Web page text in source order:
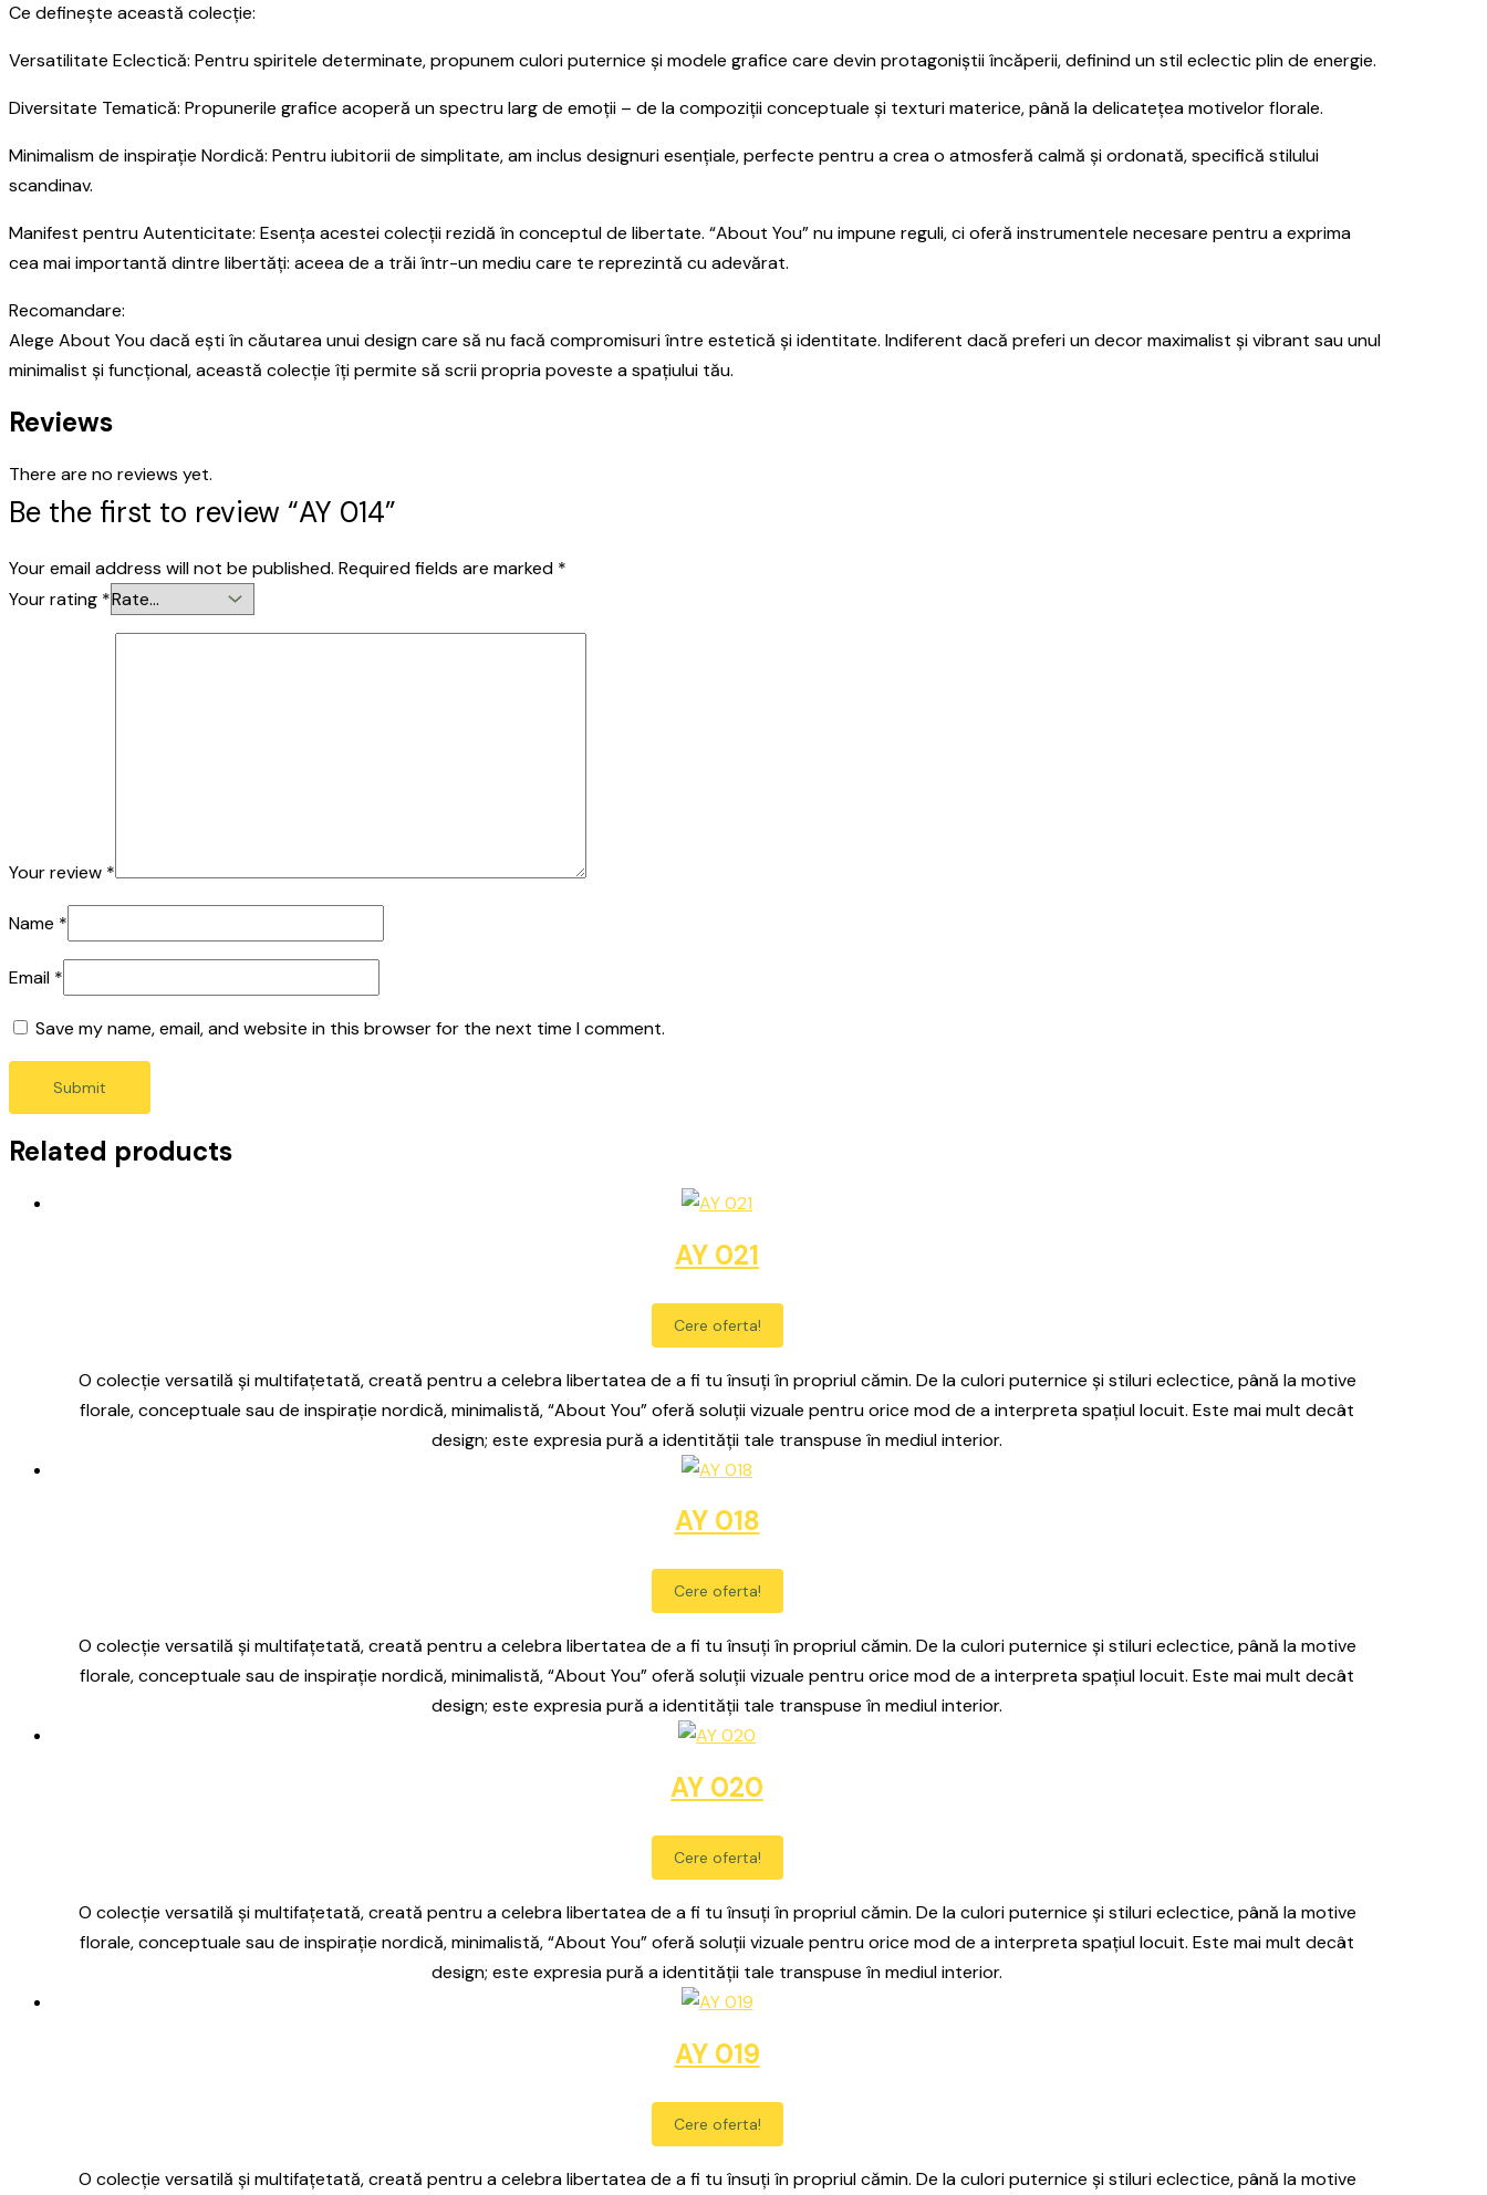
Ce definește această colecție:
Versatilitate Eclectică: Pentru spiritele determinate, propunem culori puternice și modele grafice care devin protagoniștii încăperii, definind un stil eclectic plin de energie.
Diversitate Tematică: Propunerile grafice acoperă un spectru larg de emoții – de la compoziții conceptuale și texturi materice, până la delicatețea motivelor florale.
Minimalism de inspirație Nordică: Pentru iubitorii de simplitate, am inclus designuri esențiale, perfecte pentru a crea o atmosferă calmă și ordonată, specifică stilului
scandinav.
Manifest pentru Autenticitate: Esența acestei colecții rezidă în conceptul de libertate. “About You” nu impune reguli, ci oferă instrumentele necesare pentru a exprima
cea mai importantă dintre libertăți: aceea de a trăi într-un mediu care te reprezintă cu adevărat.
Recomandare:
Alege About You dacă ești în căutarea unui design care să nu facă compromisuri între estetică și identitate. Indiferent dacă preferi un decor maximalist și vibrant sau unul
minimalist și funcțional, această colecție îți permite să scrii propria poveste a spațiului tău.
Reviews
There are no reviews yet.
Be the first to review “AY 014”
Your email address will not be published. Required fields are marked *
Your rating *
Your review *
Name *
Email *
Save my name, email, and website in this browser for the next time I comment.
Related products
AY 021
Cere oferta!
O colecție versatilă și multifațetată, creată pentru a celebra libertatea de a fi tu însuți în propriul cămin. De la culori puternice și stiluri eclectice, până la motive
florale, conceptuale sau de inspirație nordică, minimalistă, “About You” oferă soluții vizuale pentru orice mod de a interpreta spațiul locuit. Este mai mult decât
design; este expresia pură a identității tale transpuse în mediul interior.
AY 018
Cere oferta!
O colecție versatilă și multifațetată, creată pentru a celebra libertatea de a fi tu însuți în propriul cămin. De la culori puternice și stiluri eclectice, până la motive
florale, conceptuale sau de inspirație nordică, minimalistă, “About You” oferă soluții vizuale pentru orice mod de a interpreta spațiul locuit. Este mai mult decât
design; este expresia pură a identității tale transpuse în mediul interior.
AY 020
Cere oferta!
O colecție versatilă și multifațetată, creată pentru a celebra libertatea de a fi tu însuți în propriul cămin. De la culori puternice și stiluri eclectice, până la motive
florale, conceptuale sau de inspirație nordică, minimalistă, “About You” oferă soluții vizuale pentru orice mod de a interpreta spațiul locuit. Este mai mult decât
design; este expresia pură a identității tale transpuse în mediul interior.
AY 019
Cere oferta!
O colecție versatilă și multifațetată, creată pentru a celebra libertatea de a fi tu însuți în propriul cămin. De la culori puternice și stiluri eclectice, până la motive